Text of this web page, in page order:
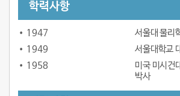
학력사항
1947
서울대 물리
1949
서울대학교
1958
미국 미시건
박사